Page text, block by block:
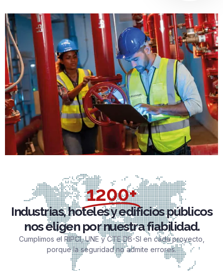
1200+
Industrias, hoteles y edificios públicos
nos eligen por nuestra fiabilidad.
Cumplimos el RIPCI, UNE y CTE DB-SI en cada proyecto,
porque la seguridad no admite errores.